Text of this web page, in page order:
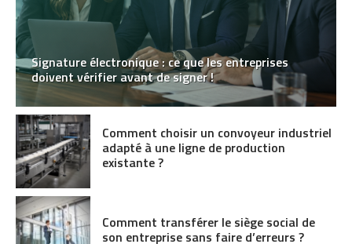
Signature électronique : ce que les entreprises
doivent vérifier avant de signer !
Comment choisir un convoyeur industriel
adapté à une ligne de production
existante ?
Comment transférer le siège social de
son entreprise sans faire d’erreurs ?